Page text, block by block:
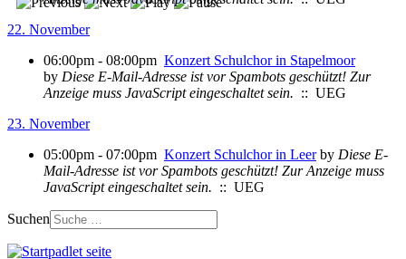
22. November
06:00pm - 08:00pm Konzert Schulchor in Stapelmoor
by Diese E-Mail-Adresse ist vor Spambots geschützt! Zur
Anzeige muss JavaScript eingeschaltet sein. :: UEG
23. November
05:00pm - 07:00pm Konzert Schulchor in Leerby Diese E-
Mail-Adresse ist vor Spambots geschützt! Zur Anzeige muss
JavaScript eingeschaltet sein. :: UEG
Suchen